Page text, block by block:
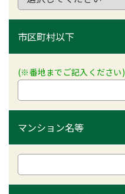
市区町村以下
(※番地までご記入ください)
マンション名等